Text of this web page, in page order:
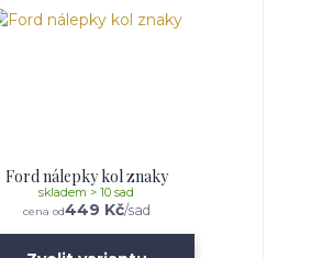
Ford nálepky kol znaky
cena od449 Kč/sad
skladem > 10 sad